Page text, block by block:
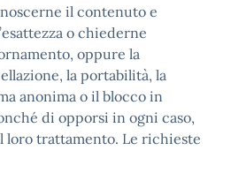
il contenuto e
o chiederne
oppure la
la portabilità, la
anonima o il blocco in
di opporsi in ogni caso,
trattamento. Le richieste